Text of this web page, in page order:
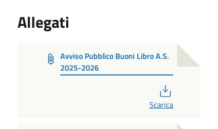
Allegati
Avviso Pubblico Buoni Libro A.S.
2025-2026
Scarica